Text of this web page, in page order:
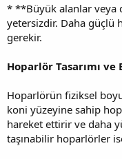
* **Büyük alanlar veya
yetersizdir. Daha güçlü
gerekir.
Hoparlör Tasarımı ve
Hoparlörün fiziksel
koni yüzeyine sahip
hareket ettirir ve daha
taşınabilir hoparlörler